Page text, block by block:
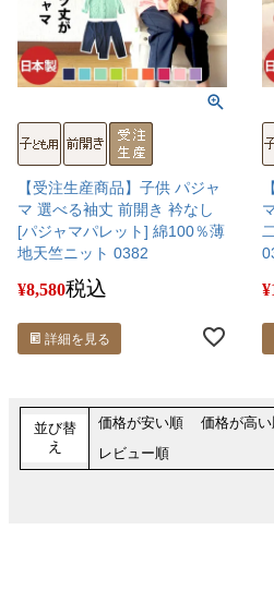
【受注生産商品】子供 パジャ
マ 選べる袖丈 前開き 衿なし
[パジャマパレット] 綿100％薄
地天竺ニット 0382
¥8,580税込
詳細を見る
¥
並び替
え
価格が安い順 価格が高
レビュー順